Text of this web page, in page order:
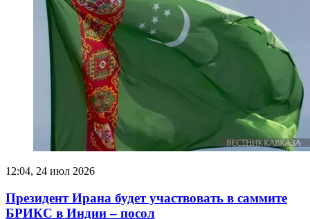
12:04, 24 июл 2026
Президент Ирана будет участвовать в саммите
БРИКС в Индии – посол